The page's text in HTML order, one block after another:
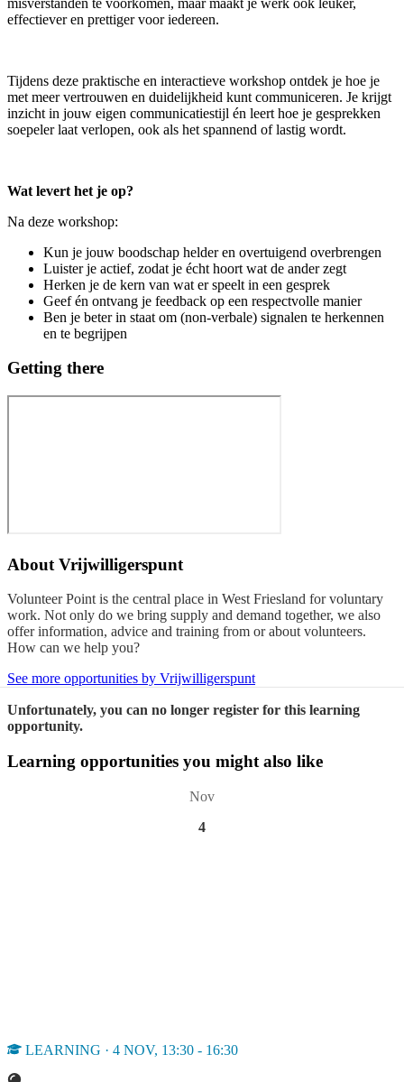
effectiever en prettiger voor iedereen.
Tijdens deze praktische en interactieve workshop ontdek je hoe je
met meer vertrouwen en duidelijkheid kunt communiceren. Je krijgt
inzicht in jouw eigen communicatiestijl én leert hoe je gesprekken
soepeler laat verlopen, ook als het spannend of lastig wordt.
Wat levert het je op?
Na deze workshop:
Kun je jouw boodschap helder en overtuigend overbrengen
Luister je actief, zodat je écht hoort wat de ander zegt
Herken je de kern van wat er speelt in een gesprek
Geef én ontvang je feedback op een respectvolle manier
Ben je beter in staat om (non-verbale) signalen te herkennen
en te begrijpen
Getting there
About Vrijwilligerspunt
Volunteer Point is the central place in West Friesland for voluntary
work. Not only do we bring supply and demand together, we also
offer information, advice and training from or about volunteers.
How can we help you?
See more opportunities by Vrijwilligerspunt
Unfortunately, you can no longer register for this learning
opportunity.
Learning opportunities you might also like
Nov
4
LEARNING · 4 NOV, 13:30 - 16:30